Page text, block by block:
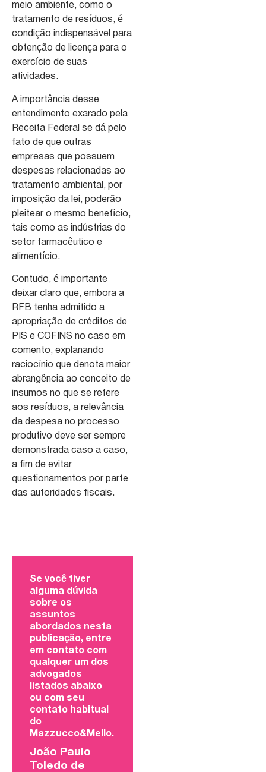
meio ambiente, como o
tratamento de resíduos, é
condição indispensável para
obtenção de licença para o
exercício de suas
atividades.
A importância desse
entendimento exarado pela
Receita Federal se dá pelo
fato de que outras
empresas que possuem
despesas relacionadas ao
tratamento ambiental, por
imposição da lei, poderão
pleitear o mesmo benefício,
tais como as indústrias do
setor farmacêutico e
alimentício.
Contudo, é importante
deixar claro que, embora a
RFB tenha admitido a
apropriação de créditos de
PIS e COFINS no caso em
comento, explanando
raciocínio que denota maior
abrangência ao conceito de
insumos no que se refere
aos resíduos, a relevância
da despesa no processo
produtivo deve ser sempre
demonstrada caso a caso,
a fim de evitar
questionamentos por parte
das autoridades fiscais.
Se você tiver
alguma dúvida
sobre os
assuntos
abordados nesta
publicação, entre
em contato com
qualquer um dos
advogados
listados abaixo
ou com seu
contato habitual
do
Mazzucco&Mello.
João Paulo
Toledo de